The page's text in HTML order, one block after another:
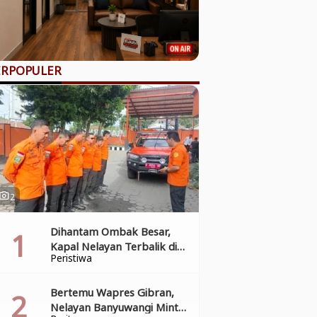
2
Peristiwa
Dihantam Ombak Besar,
Kapal Nelayan Terbalik di
Pantai Grajagan, Tim SAR
Operasi Pencarian Korban
Kecelakaan
Bertemu Wapres Gibran,
Nelayan Banyuwangi Minta